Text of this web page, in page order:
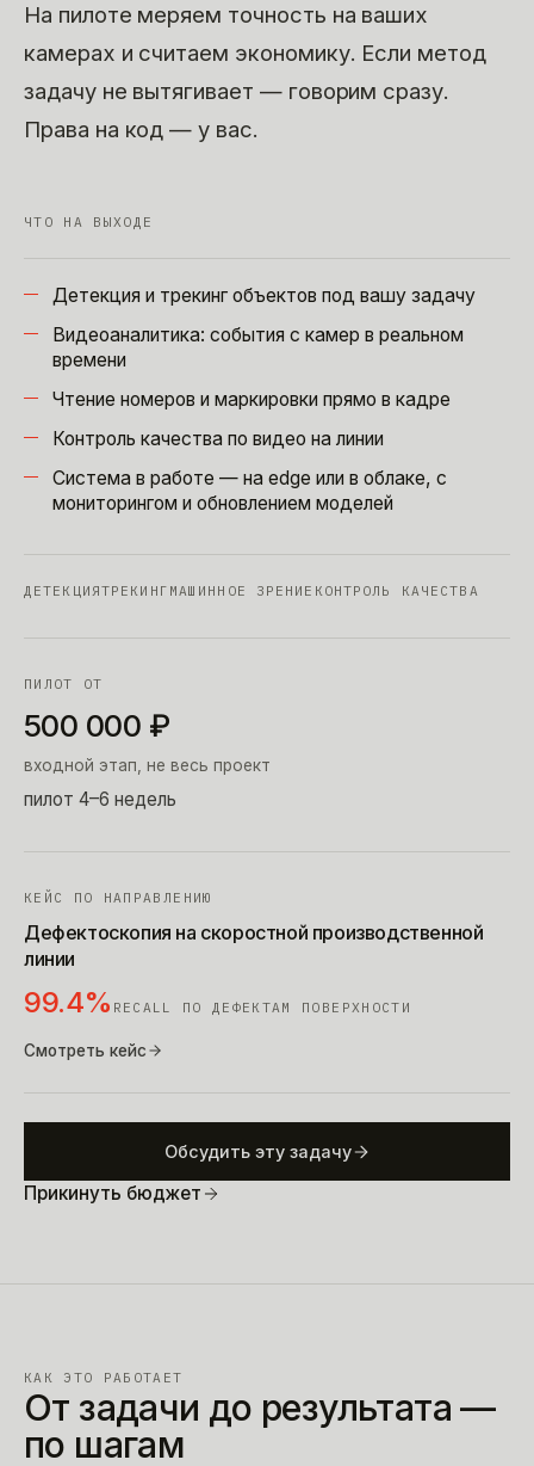
На пилоте меряем точность на ваших
камерах и считаем экономику. Если метод
задачу не вытягивает — говорим сразу.
Права на код — у вас.
ЧТО НА ВЫХОДЕ
Детекция и трекинг объектов под вашу задачу
Видеоаналитика: события с камер в реальном
времени
Чтение номеров и маркировки прямо в кадре
Контроль качества по видео на линии
Система в работе — на edge или в облаке, с
мониторингом и обновлением моделей
ДЕТЕКЦИЯТРЕКИНГ МАШИННОЕ ЗРЕНИЕ КОНТРОЛЬ КАЧЕСТВА
ПИЛОТ ОТ
500 000 ₽
входной этап, не весь проект
пилот 4–6 недель
КЕЙС ПО НАПРАВЛЕНИЮ
Дефектоскопия на скоростной производственной
линии
99.4% RECALL ПО ДЕФЕКТАМ ПОВЕРХНОСТИ
Смотреть кейс
Обсудить эту задачу
Прикинуть бюджет
КАК ЭТО РАБОТАЕТ
От задачи до результата —
по шагам